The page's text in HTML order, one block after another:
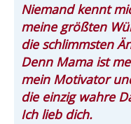
Niemand kennt
meine größten
die schlimmsten
Denn Mama ist
mein Motivator
die einzig wahre
Ich lieb dich.